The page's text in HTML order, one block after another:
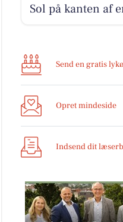
Sol på kanten af
Send en gratis
Opret mindeside
Indsend dit